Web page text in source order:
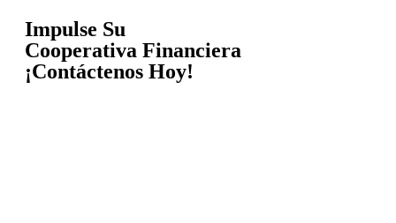
Impulse Su
Cooperativa Financiera
¡Contáctenos Hoy!